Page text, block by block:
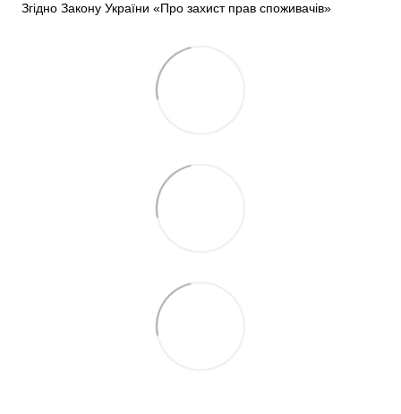
Згідно Закону України «Про захист прав споживачів»